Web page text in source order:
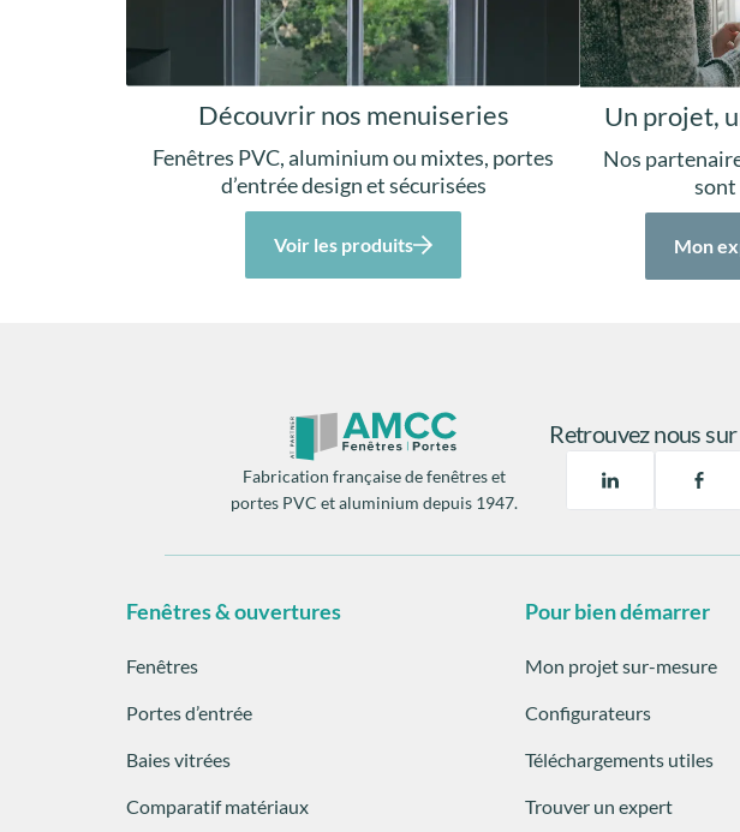
Découvrir nos menuiseries
Fenêtres PVC, aluminium ou mixtes, portes
d’entrée design et sécurisées
Voir les produits
Un projet,
Nos
sont
Mon
Fabrication française de fenêtres et
portes PVC et aluminium depuis 1947.
Retrouvez nous
Fenêtres & ouvertures
Fenêtres
Portes d’entrée
Baies vitrées
Comparatif matériaux
Pour bien démarrer
Mon projet sur-mesure
Configurateurs
Téléchargements utiles
Trouver un expert